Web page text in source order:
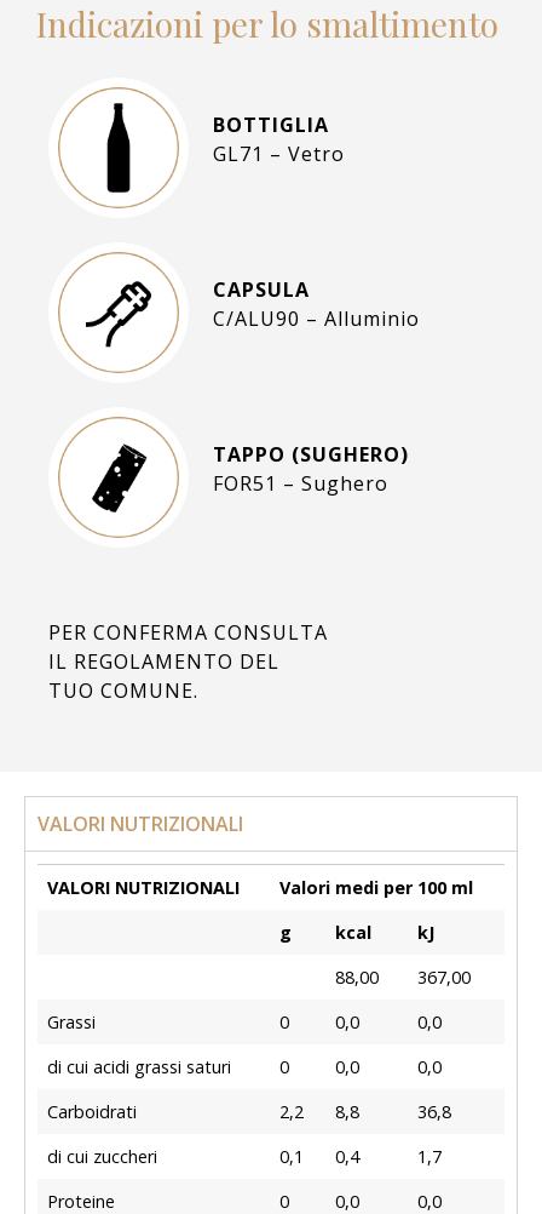
Indicazioni per lo smaltimento
BOTTIGLIA
GL71 – Vetro
CAPSULA
C/ALU90 – Alluminio
TAPPO (SUGHERO)
FOR51 – Sughero
PER CONFERMA CONSULTA
IL REGOLAMENTO DEL
TUO COMUNE.
VALORI NUTRIZIONALI
VALORI NUTRIZIONALI
Valori medi per 100 ml
g
kcal
kJ
88,00
367,00
Grassi
0 0,0
0,0
di cui acidi grassi saturi
0 0,0
0,0
Carboidrati
2,2 8,8
36,8
di cui zuccheri
0,1 0,4
1,7
Proteine
0 0,0
0,0